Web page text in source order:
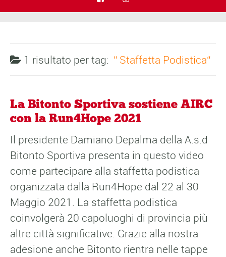
1 risultato pertag: Staffetta Podistica
La Bitonto Sportiva sostiene AIRC
con la Run4Hope 2021
Il presidente Damiano Depalma della A.s.d
Bitonto Sportiva presenta in questo video
come partecipare alla staffetta podistica
organizzata dalla Run4Hope dal 22 al 30
Maggio 2021. La staffetta podistica
coinvolgerà 20 capoluoghi di provincia più
altre città significative. Grazie alla nostra
adesione anche Bitonto rientra nelle tappe